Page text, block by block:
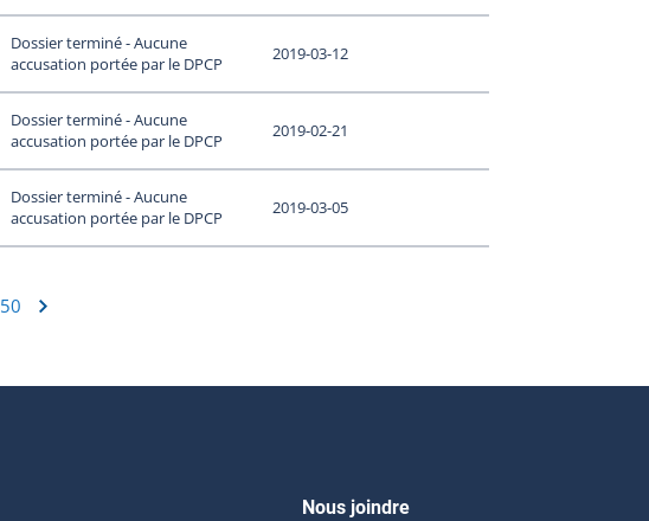
Dossier terminé - Aucune
accusation portée par le DPCP
2019-03-12
Dossier terminé - Aucune
accusation portée par le DPCP
2019-02-21
Dossier terminé - Aucune
accusation portée par le DPCP
2019-03-05
50
Nous joindre